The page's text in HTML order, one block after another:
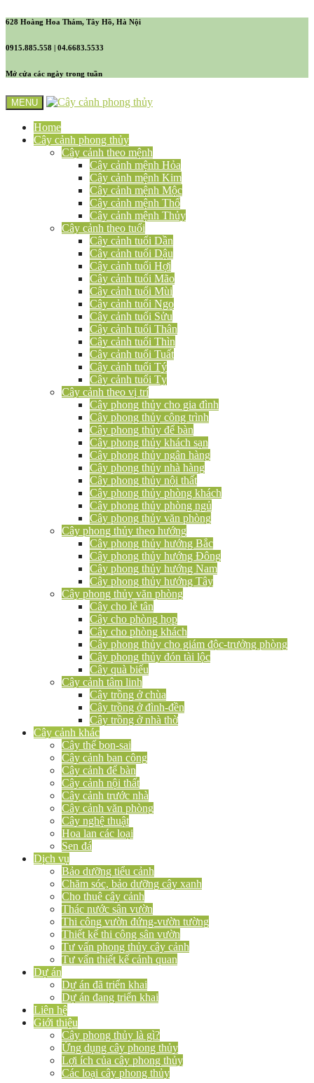
628 Hoàng Hoa Thám, Tây Hồ, Hà Nội
0915.885.558 | 04.6683.5533
Mở cửa các ngày trong tuần
MENU
Home
Cây cảnh phong thủy
Cây cảnh theo mệnh
Cây cảnh mệnh Hỏa
Cây cảnh mệnh Kim
Cây cảnh mệnh Mộc
Cây cảnh mệnh Thổ
Cây cảnh mệnh Thủy
Cây cảnh theo tuổi
Cây cảnh tuổi Dần
Cây cảnh tuổi Dậu
Cây cảnh tuổi Hợi
Cây cảnh tuổi Mão
Cây cảnh tuổi Mùi
Cây cảnh tuổi Ngọ
Cây cảnh tuổi Sửu
Cây cảnh tuổi Thân
Cây cảnh tuổi Thìn
Cây cảnh tuổi Tuất
Cây cảnh tuổi Tý
Cây cảnh tuổi Tỵ
Cây cảnh theo vị trí
Cây phong thủy cho gia đình
Cây phong thủy công trình
Cây phong thủy để bàn
Cây phong thủy khách sạn
Cây phong thủy ngân hàng
Cây phong thủy nhà hàng
Cây phong thủy nội thất
Cây phong thủy phòng khách
Cây phong thủy phòng ngủ
Cây phong thủy văn phòng
Cây phong thủy theo hướng
Cây phong thủy hướng Bắc
Cây phong thủy hướng Đông
Cây phong thủy hướng Nam
Cây phong thủy hướng Tây
Cây phong thủy văn phòng
Cây cho lễ tân
Cây cho phòng họp
Cây cho phòng khách
Cây phong thủy cho giám độc-trưởng phòng
Cây phong thủy đón tài lộc
Cây quà biếu
Cây cảnh tâm linh
Cây trồng ở chùa
Cây trồng ở đình-đền
Cây trồng ở nhà thờ
Cây cảnh khác
Cây thế bon-sai
Cây cảnh ban công
Cây cảnh để bàn
Cây cảnh nội thất
Cây cảnh trước nhà
Cây cảnh văn phòng
Cây nghệ thuật
Hoa lan các loại
Sen đá
Dịch vụ
Bảo dưỡng tiểu cảnh
Chăm sóc, bảo dưỡng cây xanh
Cho thuê cây cảnh
Thác nước sân vườn
Thi công vườn đứng-vườn tường
Thiết kế thi công sân vườn
Tư vấn phong thủy cây cảnh
Tư vấn thiết kế cảnh quan
Dự án
Dự án đã triển khai
Dự án đang triển khai
Liên hệ
Giới thiệu
Cây phong thủy là gì?
Ứng dụng cây phong thủy
Lợi ích của cây phong thủy
Các loại cây phong thủy